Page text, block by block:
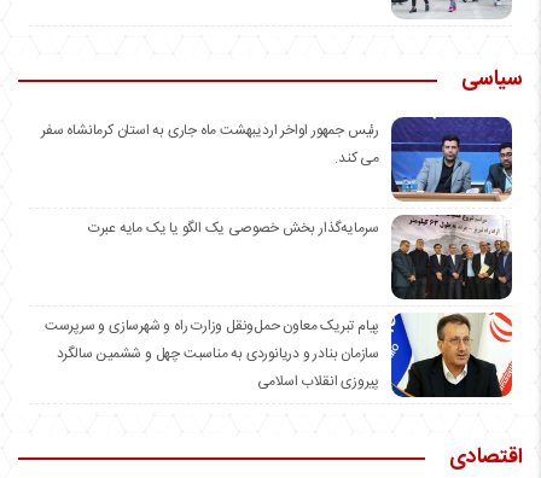
سیاسی
رئیس جمهور اواخر اردیبهشت ماه جاری به استان کرمانشاه سفر
می کند.
سرمایه‌گذار بخش خصوصی یک الگو یا یک مایه عبرت
️پیام تبریک معاون حمل‌ونقل وزارت راه و شهرسازی و سرپرست
سازمان بنادر و دریانوردی به مناسبت چهل و ششمین سالگرد
پیروزی انقلاب اسلامی
اقتصادی